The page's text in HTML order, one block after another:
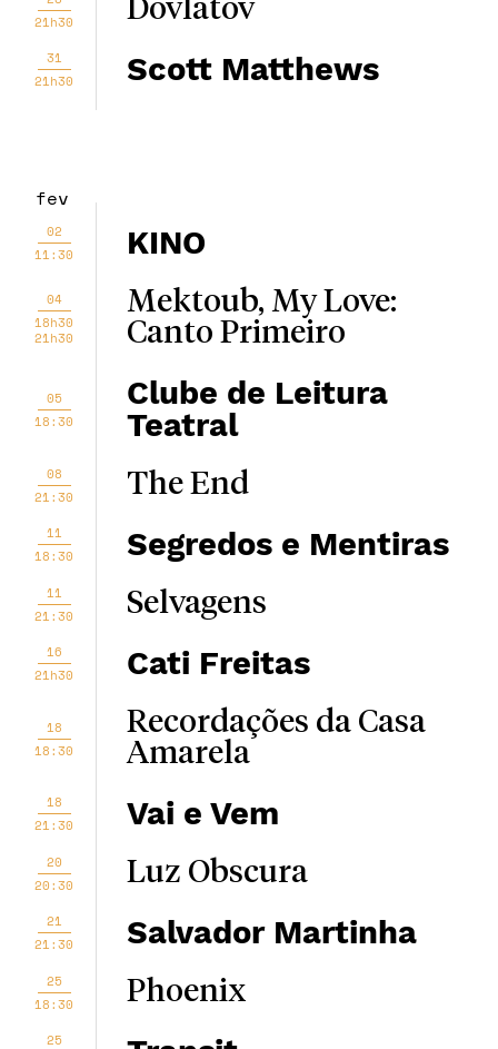
21h30
Dovlatov
31
21h30
Scott Matthews
fev
02
11:30
KINO
04
18h30
21h30
Mektoub, My Love:
Canto Primeiro
05
18:30
Clube de Leitura
Teatral
08
21:30
The End
11
18:30
Segredos e Mentiras
11
21:30
Selvagens
16
21h30
Cati Freitas
18
18:30
Recordações da Casa
Amarela
18
21:30
Vai e Vem
20
20:30
Luz Obscura
21
21:30
Salvador Martinha
25
18:30
Phoenix
25